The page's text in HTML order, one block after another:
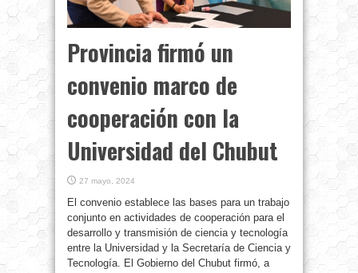
Provincia firmó un
convenio marco de
cooperación con la
Universidad del Chubut
27 mayo, 2024
El convenio establece las bases para un trabajo
conjunto en actividades de cooperación para el
desarrollo y transmisión de ciencia y tecnología
entre la Universidad y la Secretaría de Ciencia y
Tecnología. El Gobierno del Chubut firmó, a